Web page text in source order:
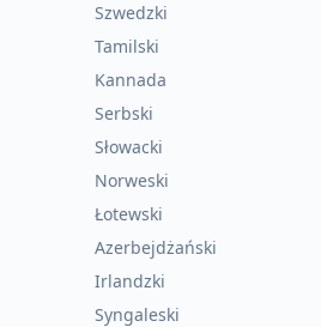
Szwedzki
Tamilski
Kannada
Serbski
Słowacki
Norweski
Łotewski
Azerbejdżański
Irlandzki
Syngaleski